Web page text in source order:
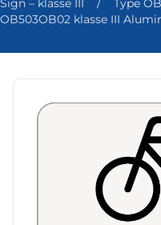
Sign – klasse III
/ Type
OB503OB02 klasse III